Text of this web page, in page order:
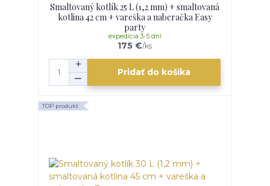
Smaltovaný kotlík 25 L (1,2 mm) + smaltovaná
kotlina 42 cm + vareška a naberačka Easy
party
175 €/ks
expedícia 3-5 dní
Pridať do košíka
TOP produkt